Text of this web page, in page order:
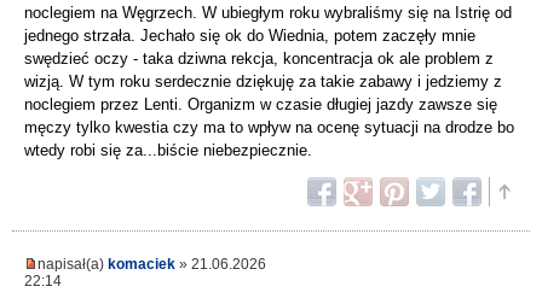
noclegiem na Węgrzech. W ubiegłym roku wybraliśmy się na Istrię od
jednego strzała. Jechało się ok do Wiednia, potem zaczęły mnie
swędzieć oczy - taka dziwna rekcja, koncentracja ok ale problem z
wizją. W tym roku serdecznie dziękuję za takie zabawy i jedziemy z
noclegiem przez Lenti. Organizm w czasie długiej jazdy zawsze się
męczy tylko kwestia czy ma to wpływ na ocenę sytuacji na drodze bo
wtedy robi się za...biście niebezpiecznie.
napisał(a) komaciek » 21.06.2026
22:14